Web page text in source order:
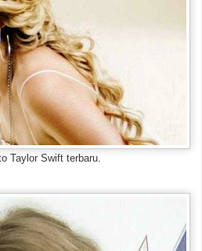
Taylor Swift terbaru.